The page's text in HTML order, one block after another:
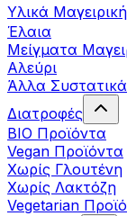
Υλικά
Έλαια
Μείγματα
Αλεύρι
Άλλα
Διατροφές
BIO Προϊόντα
Vegan Προϊόντα
Χωρίς Γλουτένη
Χωρίς Λακτόζη
Vegetarian